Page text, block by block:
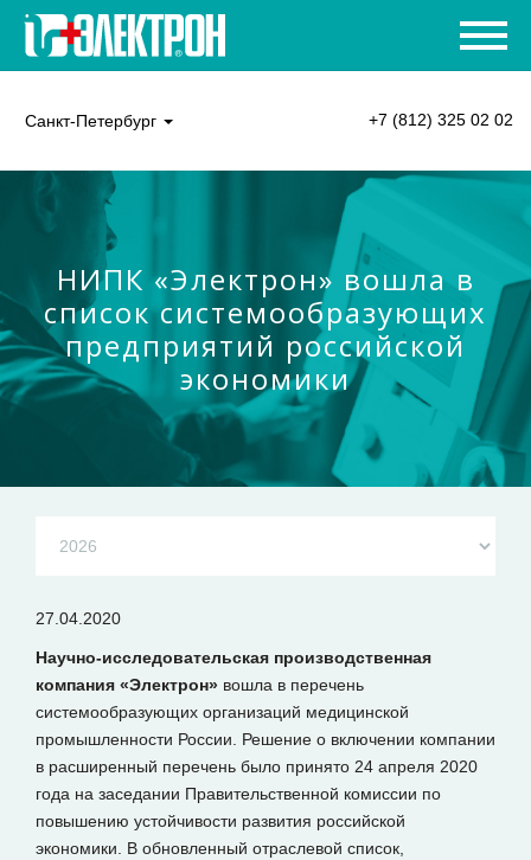
Санкт-Петербург +7 (812) 325 02 02
НИПК «Электрон» вошла в
список системообразующих
предприятий российской
экономики
27.04.2020
Научно-исследовательская производственная
компания «Электрон» вошла в перечень
системообразующих организаций медицинской
промышленности России. Решение о включении компании
в расширенный перечень было принято 24 апреля 2020
года на заседании Правительственной комиссии по
повышению устойчивости развития российской
экономики. В обновленный отраслевой список,